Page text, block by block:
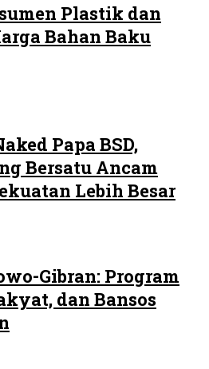
Plastik dan
Bahan Baku
Papa BSD,
Bersatu Ancam
Lebih Besar
Gibran: Program
dan Bansos